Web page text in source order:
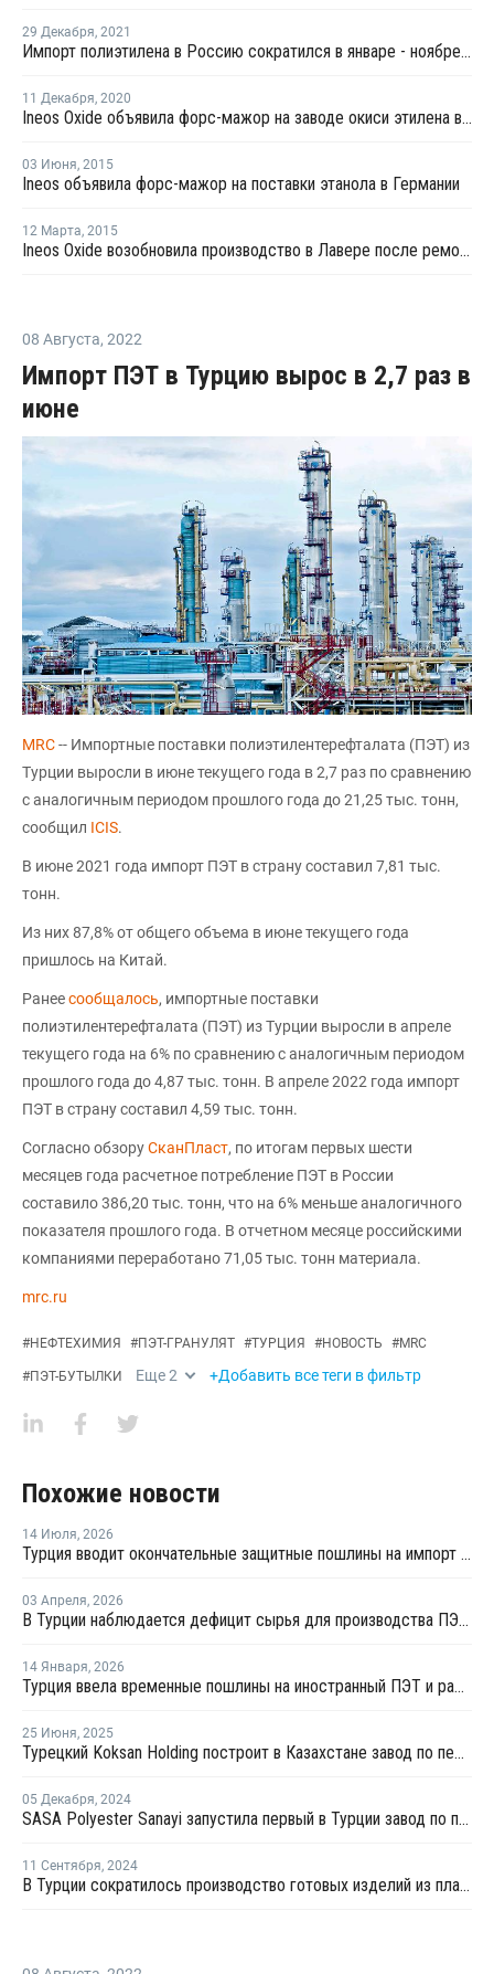
29 Декабря, 2021
Импорт полиэтилена в Россию сократился в январе - ноябре на 7%
11 Декабря, 2020
Ineos Oxide объявила форс-мажор на заводе окиси этилена в Германии
03 Июня, 2015
Ineos объявила форс-мажор на поставки этанола в Германии
12 Марта, 2015
Ineos Oxide возобновила производство в Лавере после ремонта
08 Августа, 2022
Импорт ПЭТ в Турцию вырос в 2,7 раз в
июне
MRC-- Импортные поставки полиэтилентерефталата (ПЭТ) из
Турции выросли в июне текущего года в 2,7 раз по сравнению
с аналогичным периодом прошлого года до 21,25 тыс. тонн,
сообщил ICIS.
В июне 2021 года импорт ПЭТ в страну составил 7,81 тыс.
тонн.
Из них 87,8% от общего объема в июне текущего года
пришлось на Китай.
Ранеесообщалось, импортные поставки
полиэтилентерефталата (ПЭТ) из Турции выросли в апреле
текущего года на 6% по сравнению с аналогичным периодом
прошлого года до 4,87 тыс. тонн. В апреле 2022 года импорт
ПЭТ в страну составил 4,59 тыс. тонн.
Согласно обзоруСканПласт, по итогам первых шести
месяцев года расчетное потребление ПЭТ в России
составило 386,20 тыс. тонн, что на 6% меньше аналогичного
показателя прошлого года. В отчетном месяце российскими
компаниями переработано 71,05 тыс. тонн материала.
mrc.ru
#НЕФТЕХИМИЯ #ПЭТ-ГРАНУЛЯТ #ТУРЦИЯ #НОВОСТЬ #MRC
#ПЭТ-БУТЫЛКИ Еще2 +Добавить все теги в фильтр
Похожие новости
14 Июля, 2026
Турция вводит окончательные защитные пошлины на импорт ПЭТ-гранулята
03 Апреля, 2026
В Турции наблюдается дефицит сырья для производства ПЭТ из-за войны на Ближнем Востоке
14 Января, 2026
Турция ввела временные пошлины на иностранный ПЭТ и расследует импорт ТФК
25 Июня, 2025
Турецкий Koksan Holding построит в Казахстане завод по переработке пластика
05 Декабря, 2024
SASA Polyester Sanayi запустила первый в Турции завод по производству ТФК
11 Сентября, 2024
В Турции сократилось производство готовых изделий из пластмасс и вырос экспорт полимеров